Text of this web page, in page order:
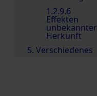
1.2.9.6
Effekten
unbekannter
Herkunft
5. Verschiedenes